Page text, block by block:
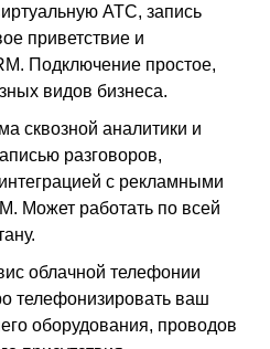
АТС, запись
приветствие и
Подключение простое,
видов бизнеса.
сквозной аналитики и
разговоров,
с рекламными
Может работать по всей
облачной телефонии
телефонизировать ваш
оборудования, проводов